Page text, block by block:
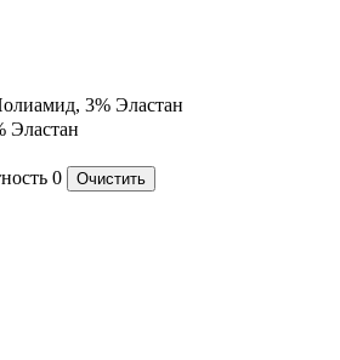
3% Эластан
Эластан
0 Очистить